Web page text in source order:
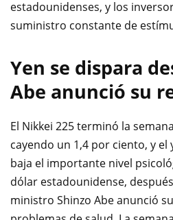
estadounidenses, y los
suministro constante de
Yen se dispara
Abe anunció su
El Nikkei 225 terminó la
cayendo un 1,4 por ciento, y
baja el importante nivel
dólar estadounidense,
ministro Shinzo Abe anunció